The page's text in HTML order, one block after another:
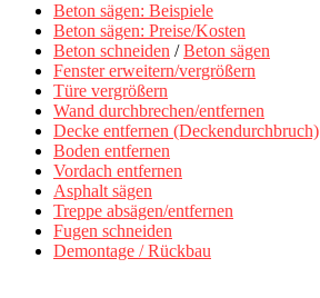
Beton sägen: Beispiele
Beton sägen: Preise/Kosten
Beton schneiden /Beton sägen
Fenster erweitern/vergrößern
Türe vergrößern
Wand durchbrechen/entfernen
Decke entfernen (Deckendurchbruch)
Boden entfernen
Vordach entfernen
Asphalt sägen
Treppe absägen/entfernen
Fugen schneiden
Demontage / Rückbau